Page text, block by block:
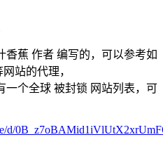
香蕉 作者 编写的，可以参考如
站的代理，
一个全球 被封锁 网站列表，可
d/